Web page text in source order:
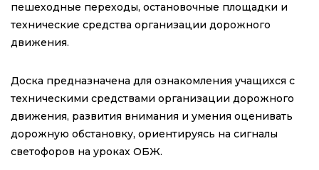
пешеходные переходы, остановочные площадки и
технические средства организации дорожного
движения.
Доска предназначена для ознакомления учащихся с
техническими средствами организации дорожного
движения, развития внимания и умения оценивать
дорожную обстановку, ориентируясь на сигналы
светофоров на уроках ОБЖ.